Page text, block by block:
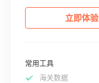
立即体验
常用工具
海关数据